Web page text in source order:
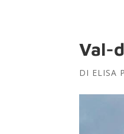
Val-
DI ELISA